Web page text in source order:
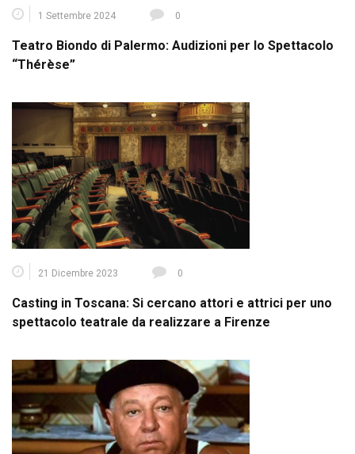
1 Settembre 2024 0
Teatro Biondo di Palermo: Audizioni per lo Spettacolo
“Thérèse”
21 Dicembre 2023 0
Casting in Toscana: Si cercano attori e attrici per uno
spettacolo teatrale da realizzare a Firenze